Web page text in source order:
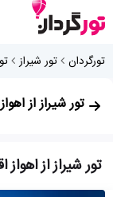
تورگردان تور شیراز
تور شیراز از اهواز
تور شیراز از